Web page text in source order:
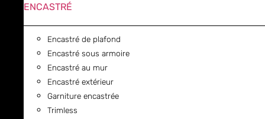
ENCASTRÉ
Encastré de plafond
Encastré sous armoire
Encastré au mur
Encastré extérieur
Garniture encastrée
Trimless